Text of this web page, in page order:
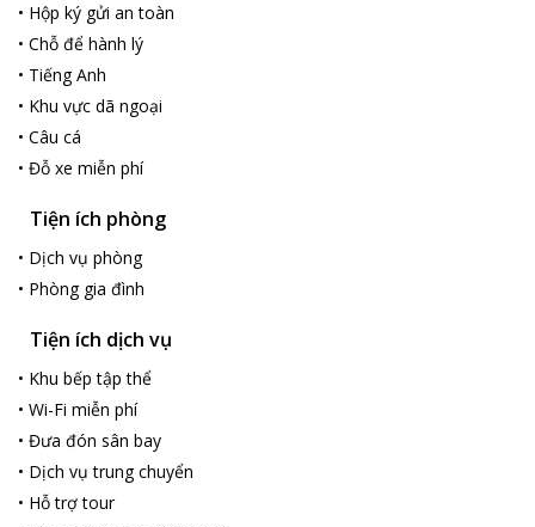
• Hộp ký gửi an toàn
• Chỗ để hành lý
• Tiếng Anh
• Khu vực dã ngoại
• Câu cá
• Đỗ xe miễn phí
Tiện ích phòng
• Dịch vụ phòng
• Phòng gia đình
Tiện ích dịch vụ
• Khu bếp tập thể
• Wi-Fi miễn phí
• Đưa đón sân bay
• Dịch vụ trung chuyển
• Hỗ trợ tour